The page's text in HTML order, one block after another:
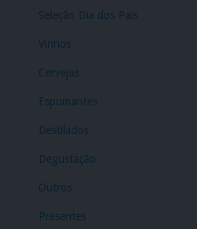
Seleção Dia dos Pais
Vinhos
Cervejas
Espumantes
Destilados
Degustação
Outros
Presentes